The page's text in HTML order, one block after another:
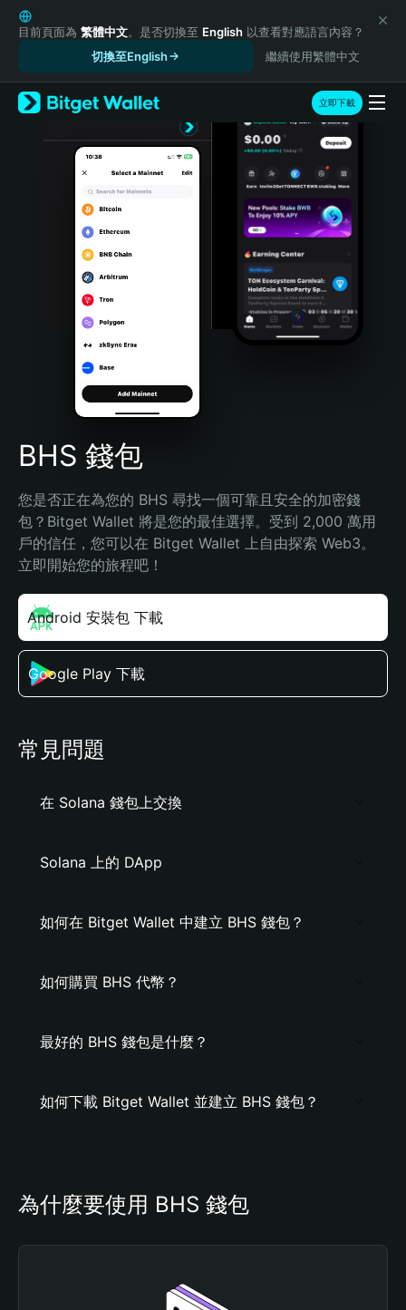
English
日本語
Русский
Español (Latinoamérica)
Türkçe
Português (Portugal)
Bahasa Indonesia
Português (Brasil)
Español (Argentina)
目前頁面為 繁體中文。是否切換至 English 以查看對應語言內容？
切換至English
繼續使用繁體中文
立即下載
BHS 錢包
您是否正在為您的 BHS 尋找一個可靠且安全的加密錢
包？Bitget Wallet 將是您的最佳選擇。受到 2,000 萬用
戶的信任，您可以在 Bitget Wallet 上自由探索 Web3。
立即開始您的旅程吧！
Android 安裝包 下載
Google Play 下載
常見問題
在 Solana 錢包上交換
Solana 上的 DApp
如何在 Bitget Wallet 中建立 BHS 錢包？
如何購買 BHS 代幣？
最好的 BHS 錢包是什麼？
如何下載 Bitget Wallet 並建立 BHS 錢包？
為什麼要使用 BHS 錢包